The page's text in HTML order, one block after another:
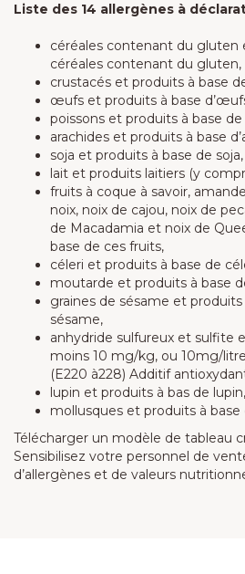
Liste des 14 allergènes à
céréales contenant du gluten
céréales contenant du gluten,
crustacés et produits à base
œufs et produits à base
poissons et produits à base de
arachides et produits à base
soja et produits à base de soja,
lait et produits laitiers (y
fruits à coque à savoir,
noix, noix de cajou, noix de
de Macadamia et noix de
base de ces fruits,
céleri et produits à base de
moutarde et produits à base
graines de sésame et
sésame,
anhydride sulfureux et sulfite
moins 10 mg/kg, ou 10mg/
(E220 à228) Additif
lupin et produits à bas de lupin,
mollusques et produits à base
Télécharger un modèle de tableau
Sensibilisez votre personnel de
d’allergènes et de valeurs